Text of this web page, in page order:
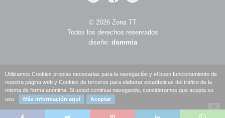
© 2026 Zona TT
Todos los derechos reservados
diseño: dommia
Utilizamos Cookies propias necesarias para la navegación y el buen funcionamiento de
nuestra página web y Cookies de terceros para elaborar estadísticas del tráfico de la
misma de forma anónima. Si usted continua navegando, consideramos que acepta su
uso.
Más información aquí Aceptar